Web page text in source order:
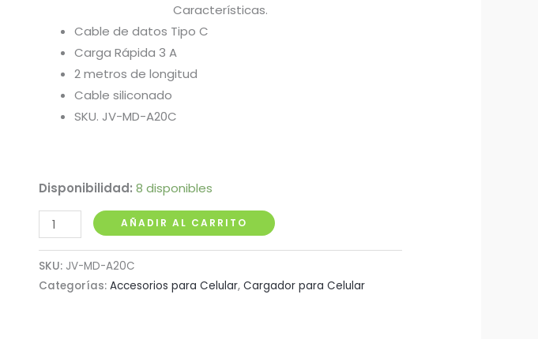
Características.
Cable de datos Tipo C
Carga Rápida 3 A
2 metros de longitud
Cable siliconado
SKU. JV-MD-A20C
Disponibilidad: 8 disponibles
Cable
de
Datos
Tipo
AÑADIR AL CARRITO
SKU: JV-MD-A20C
Categorías: Accesorios para Celular, Cargador para Celular